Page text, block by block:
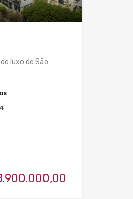
luxo de São